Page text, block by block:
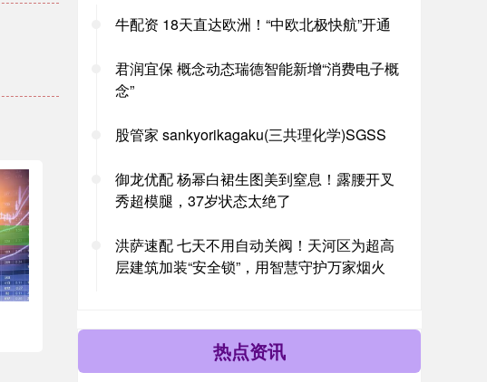
牛配资 18天直达欧洲！“中欧北极快航”开通
君润宜保 概念动态瑞德智能新增“消费电子概
念”
股管家 sankyorikagaku(三共理化学)SGSS
御龙优配 杨幂白裙生图美到窒息！露腰开叉
秀超模腿，37岁状态太绝了
洪萨速配 七天不用自动关阀！天河区为超高
层建筑加装“安全锁”，用智慧守护万家烟火
热点资讯